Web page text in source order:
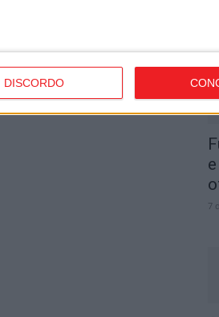
DISCORDO
7